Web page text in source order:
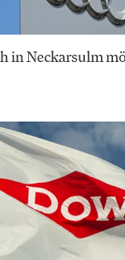
in Neckarsulm